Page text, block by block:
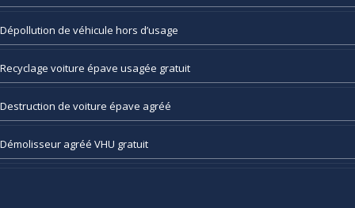
Dépollution de véhicule hors d’usage
Recyclage voiture épave usagée gratuit
Destruction de voiture épave agréé
Démolisseur agréé VHU gratuit